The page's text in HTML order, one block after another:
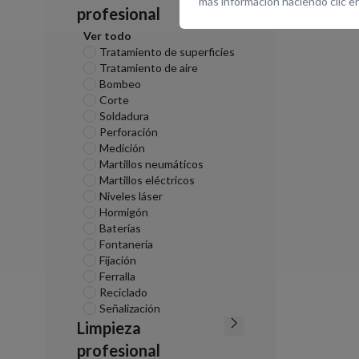
profesional
Ver todo
Tratamiento de superficies
Tratamiento de aire
Bombeo
Corte
Soldadura
Perforación
Medición
Martillos neumáticos
Martillos eléctricos
Niveles láser
Hormigón
Baterías
Fontanería
Fijación
Ferralla
Reciclado
Señalización
Limpieza
profesional